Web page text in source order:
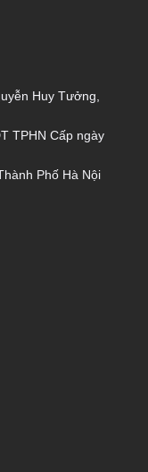
Huy Tưởng,
TPHN Cấp ngày
Phố Hà Nội